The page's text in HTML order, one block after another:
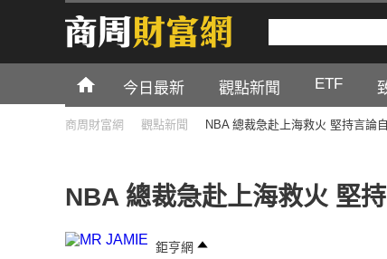
今日最新 觀點新聞 ETF
商周財富網 觀點新聞 NBA 總裁急赴上海救火 堅持言論
NBA 總裁急赴上海救火 堅
鉅亨網